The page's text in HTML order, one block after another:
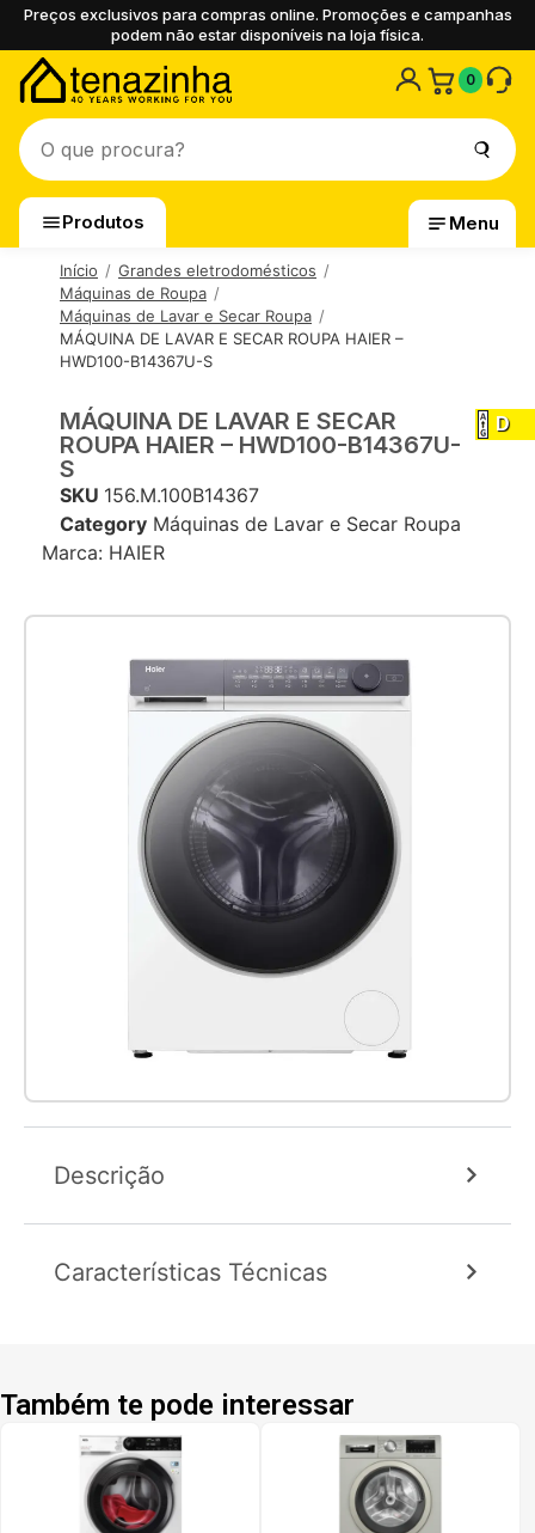
Preços exclusivos para compras online. Promoções e campanhas
podem não estar disponíveis na loja física.
0
Produtos Menu
Início
Grandes eletrodomésticos
Máquinas de Roupa
Máquinas de Lavar e Secar Roupa
MÁQUINA DE LAVAR E SECAR ROUPA HAIER –
HWD100-B14367U-S
MÁQUINA DE LAVAR E SECAR
ROUPA HAIER – HWD100-B14367U-
S
D
SKU 156.M.100B14367
Category Máquinas de Lavar e Secar Roupa
Marca: HAIER
Descrição
Características Técnicas
Também te pode interessar